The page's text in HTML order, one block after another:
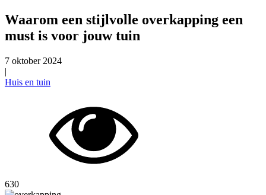
Waarom een stijlvolle overkapping een
must is voor jouw tuin
7 oktober 2024
|
Huis en tuin
630